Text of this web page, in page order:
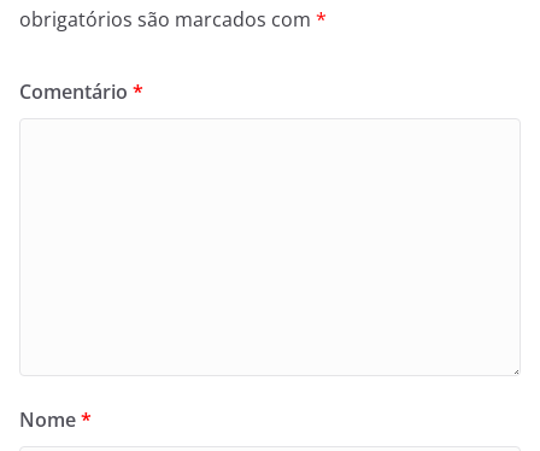
obrigatórios são marcados com *
Comentário *
Nome*